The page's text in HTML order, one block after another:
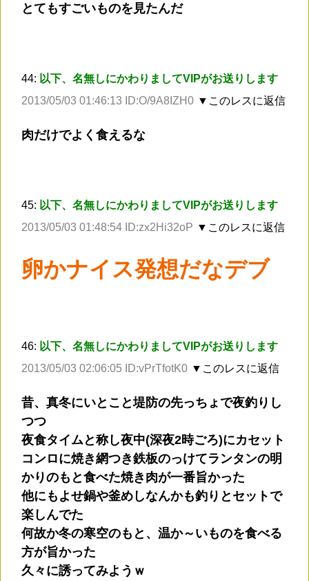
とてもすごいものを見たんだ
44: 以下、名無しにかわりましてVIPがお送りします
2013/05/03 01:46:13 ID:O/9A8IZH0 ▼このレスに返信
肉だけでよく食えるな
45: 以下、名無しにかわりましてVIPがお送りします
2013/05/03 01:48:54 ID:zx2Hi32oP ▼このレスに返信
卵かナイス発想だなデブ
46: 以下、名無しにかわりましてVIPがお送りします
2013/05/03 02:06:05 ID:vPrTfotK0 ▼このレスに返信
昔、真冬にいとこと堤防の先っちょで夜釣りし
つつ
夜食タイムと称し夜中(深夜2時ごろ)にカセット
コンロに焼き網つき鉄板のっけてランタンの明
かりのもと食べた焼き肉が一番旨かった
他にもよせ鍋や釜めしなんかも釣りとセットで
楽しんでた
何故か冬の寒空のもと、温か～いものを食べる
方が旨かった
久々に誘ってみようｗ